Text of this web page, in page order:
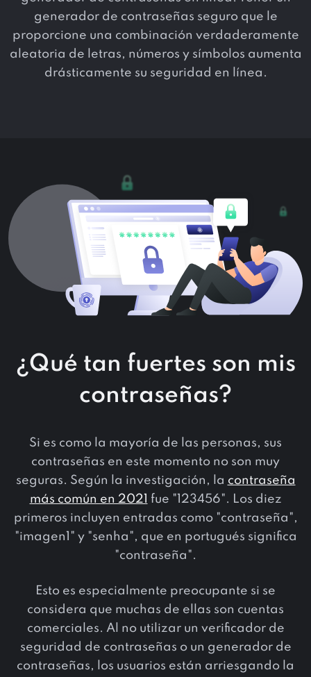
generador de contraseñas seguro que le
proporcione una combinación verdaderamente
aleatoria de letras, números y símbolos aumenta
drásticamente su seguridad en línea.
¿Qué tan fuertes son mis
contraseñas?
Si es como la mayoría de las personas, sus
contraseñas en este momento no son muy
seguras. Según la investigación, la contraseña
más común en 2021
fue "123456". Los diez
primeros incluyen entradas como "contraseña",
"imagen1" y "senha", que en portugués significa
"contraseña".
Esto es especialmente preocupante si se
considera que muchas de ellas son cuentas
comerciales. Al no utilizar un verificador de
seguridad de contraseñas o un generador de
contraseñas, los usuarios están arriesgando la